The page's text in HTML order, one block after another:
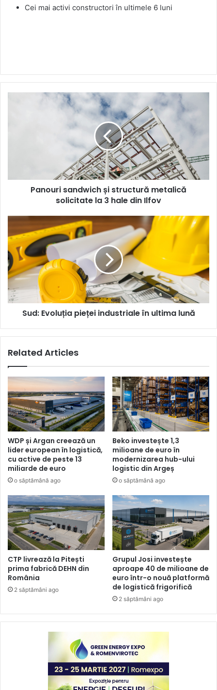
Cei mai activi constructori în ultimele 6 luni
hale
Panouri sandwich și structură metalică
solicitate la 3 hale din Ilfov
Sud:
Evoluția
pieței
industriale
în
ultima
lună
Sud: Evoluția pieței industriale în ultima lună
Related Articles
WDP și Argan creează un
lider european în logistică,
cu active de peste 13
miliarde de euro
o săptămână ago
Beko investește 1,3
milioane de euro în
modernizarea hub-ului
logistic din Argeș
o săptămână ago
CTP livrează la Pitești
prima fabrică DEHN din
România
2 săptămâni ago
Grupul Josi investește
aproape 40 de milioane de
euro într-o nouă platformă
de logistică frigorifică
2 săptămâni ago